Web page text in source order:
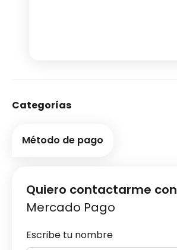
Categorías
Método de pago
Quiero contactarme con
Mercado Pago
Escribe tu nombre